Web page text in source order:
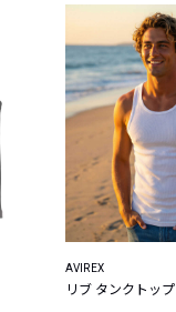
ランド
めアイテム
ム TOP 15
AVIREX
リブ タンクトップ